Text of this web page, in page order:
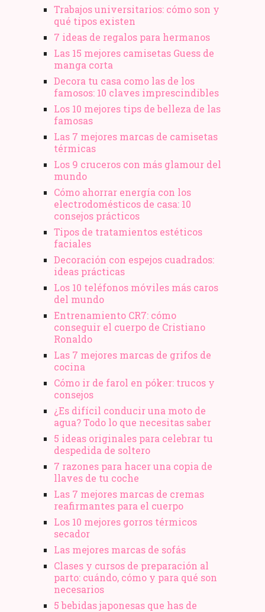
Trabajos universitarios: cómo son y
qué tipos existen
7 ideas de regalos para hermanos
Las 15 mejores camisetas Guess de
manga corta
Decora tu casa como las de los
famosos: 10 claves imprescindibles
Los 10 mejores tips de belleza de las
famosas
Las 7 mejores marcas de camisetas
térmicas
Los 9 cruceros con más glamour del
mundo
Cómo ahorrar energía con los
electrodomésticos de casa: 10
consejos prácticos
Tipos de tratamientos estéticos
faciales
Decoración con espejos cuadrados:
ideas prácticas
Los 10 teléfonos móviles más caros
del mundo
Entrenamiento CR7: cómo
conseguir el cuerpo de Cristiano
Ronaldo
Las 7 mejores marcas de grifos de
cocina
Cómo ir de farol en póker: trucos y
consejos
¿Es difícil conducir una moto de
agua? Todo lo que necesitas saber
5 ideas originales para celebrar tu
despedida de soltero
7 razones para hacer una copia de
llaves de tu coche
Las 7 mejores marcas de cremas
reafirmantes para el cuerpo
Los 10 mejores gorros térmicos
secador
Las mejores marcas de sofás
Clases y cursos de preparación al
parto: cuándo, cómo y para qué son
necesarios
5 bebidas japonesas que has de